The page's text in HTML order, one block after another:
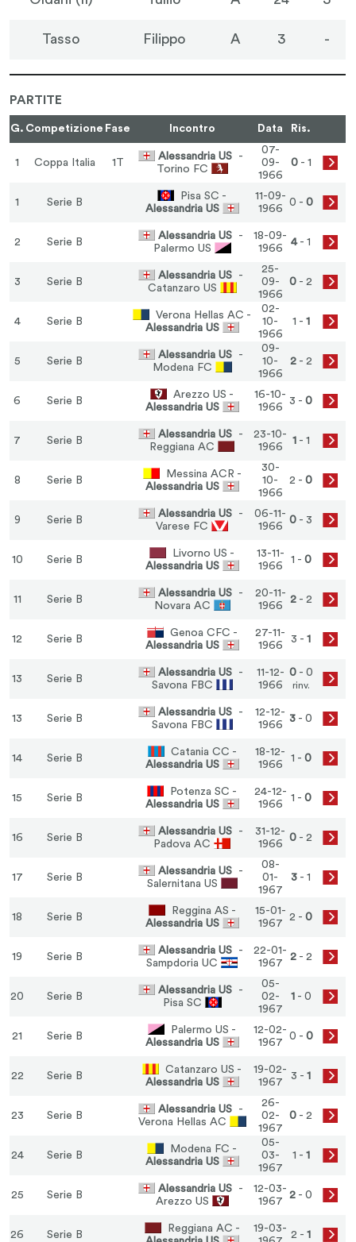
Tasso Filippo A 3 -
PARTITE
G. Competizione Fase Incontro Data Ris.
1 Coppa Italia 1T
Alessandria US-
Torino FC
07-
09-
1966
0- 1
1 Serie B
Pisa SC -
Alessandria US
11-09-
1966
0 - 0
2 Serie B
Alessandria US-
Palermo US
18-09-
1966
4- 1
3 Serie B
Alessandria US-
Catanzaro US
25-
09-
1966
0 - 2
4 Serie B
Verona Hellas AC -
Alessandria US
02-
10-
1966
1 - 1
5 Serie B
Alessandria US-
Modena FC
09-
10-
1966
2- 2
6 Serie B
Arezzo US -
Alessandria US
16-10-
1966
3 -0
7 Serie B
Alessandria US-
Reggiana AC
23-10-
1966
1 - 1
8 Serie B
Messina ACR -
Alessandria US
30-
10-
1966
2 -0
9 Serie B
Alessandria US-
Varese FC
06-11-
1966
0 - 3
10 Serie B
Livorno US -
Alessandria US
13-11-
1966
1 - 0
11 Serie B
Alessandria US-
Novara AC
20-11-
1966
2- 2
12 Serie B
Genoa CFC -
Alessandria US
27-11-
1966
3 -1
13 Serie B
Alessandria US-
Savona FBC
11-12-
1966
0- 0
rinv.
13 Serie B
Alessandria US-
Savona FBC
12-12-
1966
3 - 0
14 Serie B
Catania CC -
Alessandria US
18-12-
1966
1 - 0
15 Serie B
Potenza SC -
Alessandria US
24-12-
1966
1 - 0
16 Serie B
Alessandria US-
Padova AC
31-12-
1966
0 - 2
17 Serie B
Alessandria US-
Salernitana US
08-
01-
1967
3 - 1
18 Serie B
Reggina AS -
Alessandria US
15-01-
1967
2 -0
19 Serie B
Alessandria US-
Sampdoria UC
22-01-
1967
2- 2
20 Serie B
Alessandria US-
Pisa SC
05-
02-
1967
1 - 0
21 Serie B
Palermo US -
Alessandria US
12-02-
1967
0 - 0
22 Serie B
Catanzaro US -
Alessandria US
19-02-
1967
3 -1
23 Serie B
Alessandria US-
Verona Hellas AC
26-
02-
1967
0 - 2
24 Serie B
Modena FC -
Alessandria US
05-
03-
1967
1 - 1
25 Serie B
Alessandria US-
Arezzo US
12-03-
1967
2 - 0
26 Serie B
Reggiana AC -
19-03-
2 -1